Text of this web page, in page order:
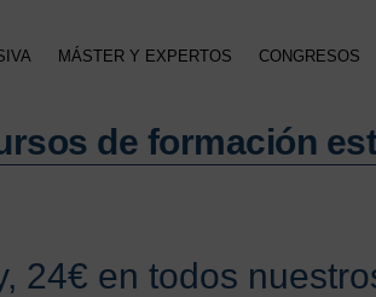
MÁSTER Y EXPERTOS CONGRESOS
de formación
24€ en todos